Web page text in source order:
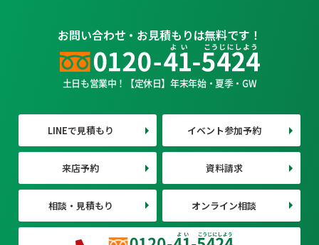
お問い合わせ・お見積もりは無料です！
土日も営業中！【定休日】年末年始・夏季・GW
LINEで見積もり イベント参加予約
来店予約 資料請求
相談・見積もり オンライン相談